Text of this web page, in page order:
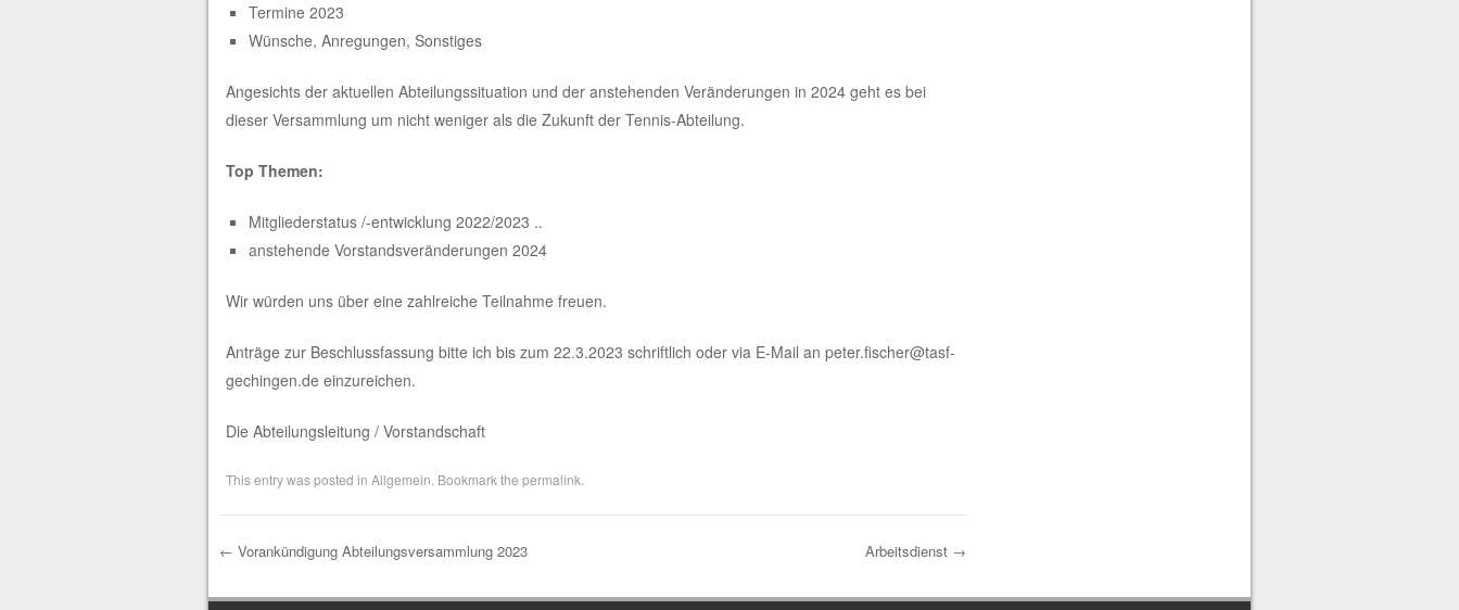
Termine 2023
Wünsche, Anregungen, Sonstiges
Angesichts der aktuellen Abteilungssituation und der anstehenden Veränderungen in 2024 geht es bei
dieser Versammlung um nicht weniger als die Zukunft der Tennis-Abteilung.
Top Themen:
Mitgliederstatus /-entwicklung 2022/2023 ..
anstehende Vorstandsveränderungen 2024
Wir würden uns über eine zahlreiche Teilnahme freuen.
Anträge zur Beschlussfassung bitte ich bis zum 22.3.2023 schriftlich oder via E-Mail an peter.fischer@tasf-
gechingen.de einzureichen.
Die Abteilungsleitung / Vorstandschaft
This entry was posted in Allgemein . Bookmark the permalink
Post navigation
← Vorankündigung Abteilungsversammlung 2023 Arbeitsdienst →